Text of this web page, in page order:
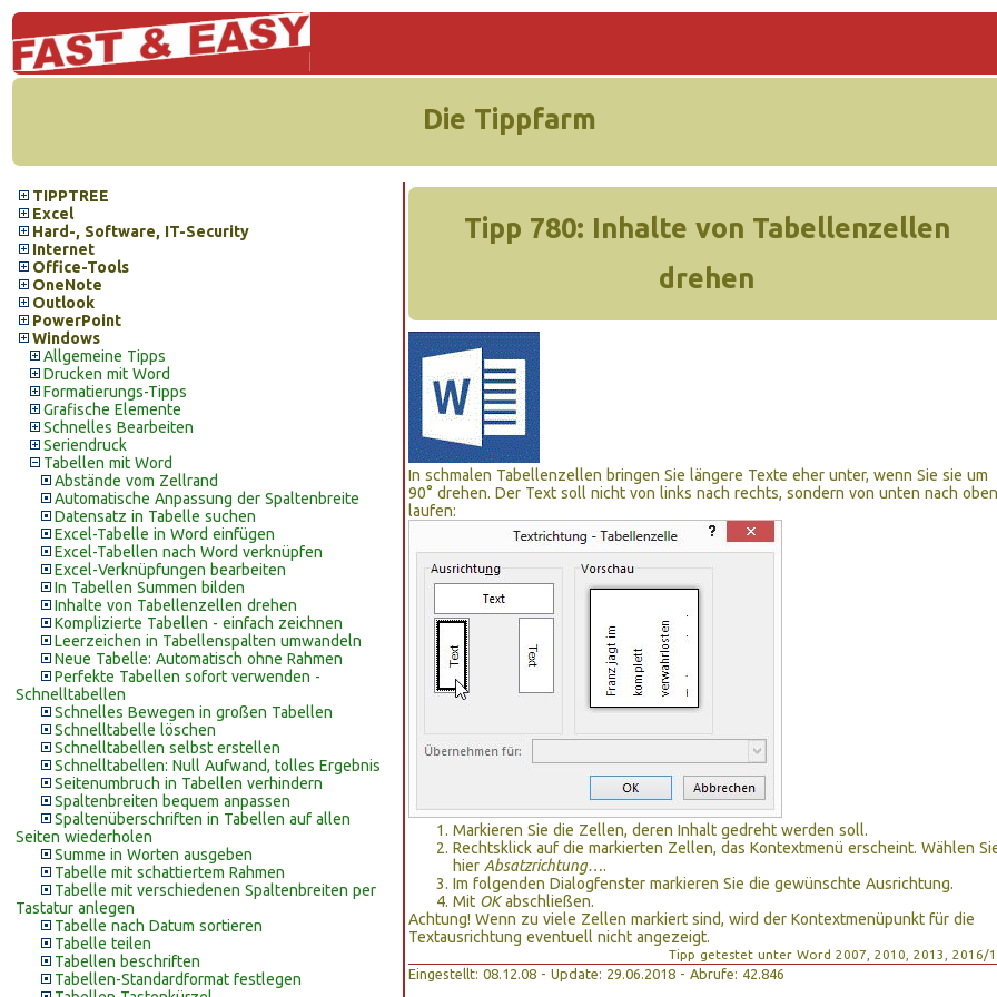
Die Tippfarm
TIPPTREE
Excel
Hard-, Software, IT-Security
Internet
Office-Tools
OneNote
Outlook
PowerPoint
Windows
Allgemeine Tipps
Drucken mit Word
Formatierungs-Tipps
Grafische Elemente
Schnelles Bearbeiten
Seriendruck
Tabellen mit Word
Abstände vom Zellrand
Automatische Anpassung der Spaltenbreite
Datensatz in Tabelle suchen
Excel-Tabelle in Word einfügen
Excel-Tabellen nach Word verknüpfen
Excel-Verknüpfungen bearbeiten
In Tabellen Summen bilden
Inhalte von Tabellenzellen drehen
Komplizierte Tabellen - einfach zeichnen
Leerzeichen in Tabellenspalten umwandeln
Neue Tabelle: Automatisch ohne Rahmen
Perfekte Tabellen sofort verwenden -
Schnelltabellen
Schnelles Bewegen in großen Tabellen
Schnelltabelle löschen
Schnelltabellen selbst erstellen
Schnelltabellen: Null Aufwand, tolles Ergebnis
Seitenumbruch in Tabellen verhindern
Spaltenbreiten bequem anpassen
Spaltenüberschriften in Tabellen auf allen
Seiten wiederholen
Summe in Worten ausgeben
Tabelle mit schattiertem Rahmen
Tabelle mit verschiedenen Spaltenbreiten per
Tastatur anlegen
Tabelle nach Datum sortieren
Tabelle teilen
Tabellen beschriften
Tabellen-Standardformat festlegen
Tipp 780: Inhalte von Tabellenzellen
drehen
In schmalen Tabellenzellen bringen Sie längere Texte eher unter, wenn Sie sie um
90° drehen. Der Text soll nicht von links nach rechts, sondern von unten nach oben
laufen:
Markieren Sie die Zellen, deren Inhalt gedreht werden soll.
Rechtsklick auf die markierten Zellen, das Kontextmenü erscheint. Wählen
hier Absatzrichtung….
Im folgenden Dialogfenster markieren Sie die gewünschte Ausrichtung.
Mit OKabschließen.
Achtung! Wenn zu viele Zellen markiert sind, wird der Kontextmenüpunkt für die
Textausrichtung eventuell nicht angezeigt.
Tipp getestet unter Word 2007, 2010, 2013, 2016/
Eingestellt: 08.12.08 - Update: 29.06.2018 - Abrufe: 42.846